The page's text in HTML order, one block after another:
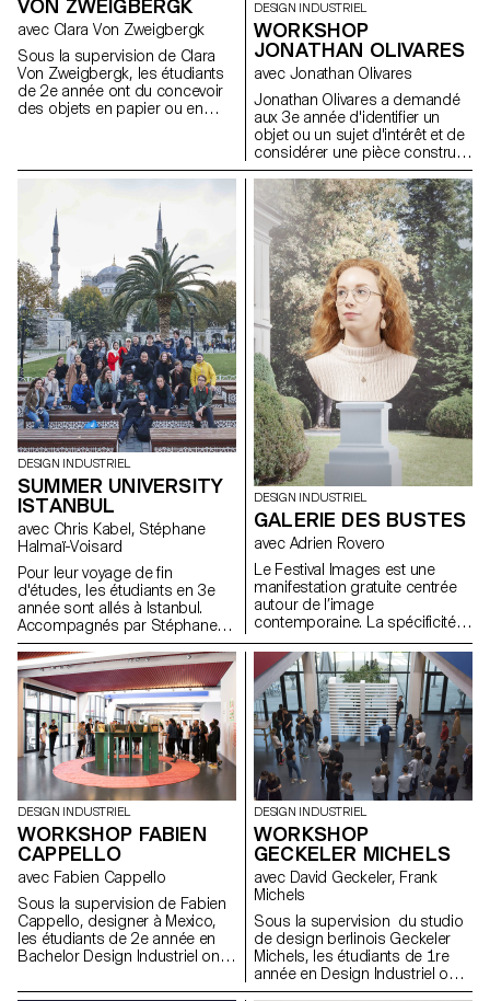
VON ZWEIGBERGK
avec Clara Von Zweigbergk
Sous la supervision de Clara
Von Zweigbergk, les étudiants
de 2e année ont du concevoir
des objets en papier ou en
festivités.
DESIGN INDUSTRIEL
WORKSHOP
JONATHAN OLIVARES
avec Jonathan Olivares
Jonathan Olivares a demandé
aux 3e année d'identifier un
objet ou un sujet d'intérêt et de
considérer une pièce construite
autour de celui-ci. Le but de la
salle, les matériaux et la
construction découlent tous de
thèmes trouvés dans l'objet ou
le sujet sélectionné. La salle
doit faire 130 mètres carrés,
être autonome, transférable à
n’importe quel lieu ou contexte
et peut servir d’exposition,
d’installation ou d’habitation
habitable.
DESIGN INDUSTRIEL
SUMMER UNIVERSITY
ISTANBUL
avec Chris Kabel, Stéphane
Halmaï-Voisard
Pour leur voyage de fin
d'études, les étudiants en 3e
année sont allés à Istanbul.
Accompagnés par Stéphane
Halmaï-Voisard et Chris Kabel
et en collaborant avec des
étudiants de l'université de Bilgi,
ils ont du réaliser des objets
souvenirs de la ville. Certains
ont pu collaborer directement
avec les artisans de la région.
Les projets ont été exposés à
la Istanbul Design Biennial à la
fin de ce voyage et ont eu la
chance de voir leur projet ECAL
x Mac Guffin y être exposé
également à ce moment-là.
DESIGN INDUSTRIEL
GALERIE DES BUSTES
avec Adrien Rovero
Le Festival Images est une
manifestation gratuite centrée
autour de l’image
contemporaine. La spécificité
du Festival Images est de
présenter de la photographie
monumentale en plein air, tout
en présentant des projets
autours de l’image dans un
sens plus large en intérieur.
Pour l’édition 2018, L’ECAL était
pour la quatrième fois associée
au festival en poursuivant la
recherche de dispositifs
particuliers d’expositions
d’image en plein air. Il s’agit
d’imaginer un photomaton. Un
espace pour se prendre en
photo seul ou à plusieurs. Le
déclenchement, le fonds, le
processus global devra
prendre la forme d’une vrai
expérience et interactivité. Il est
nécessaire d’inventer un
dispositif qui s’approche de
DESIGN INDUSTRIEL
WORKSHOP FABIEN
CAPPELLO
avec Fabien Cappello
Sous la supervision de Fabien
Cappello, designer à Mexico,
les étudiants de 2e année en
Bachelor Design Industriel ont
cadre d'une semaine d'atelier.
DESIGN INDUSTRIEL
WORKSHOP
GECKELER MICHELS
avec David Geckeler, Frank
Michels
Sous la supervision du studio
de design berlinois Geckeler
Michels, les étudiants de 1re
année en Design Industriel ont
été demandés de construire